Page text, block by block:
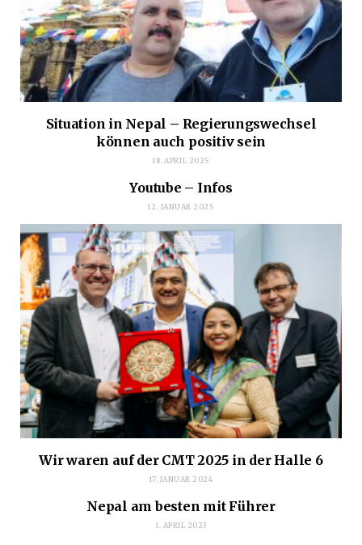
Situation in Nepal – Regierungswechsel
können auch positiv sein
18. APRIL 2025
Youtube – Infos
12. JANUAR 2025
Wir waren auf der CMT 2025 in der Halle 6
17. JANUAR 2024
Nepal am besten mit Führer
1. APRIL 2023